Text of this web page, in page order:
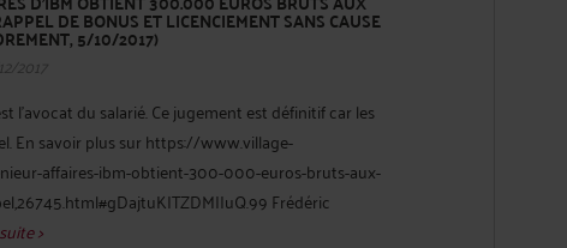
DE BONUS ET LICENCIEMENT SANS CAUSE
5/10/2017)
2017
l’avocat du salarié. Ce jugement est définitif car les
En savoir plus sur https://www.village-
affaires-ibm-obtient-300-000-euros-bruts-aux-
Frédéric
>